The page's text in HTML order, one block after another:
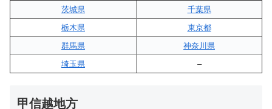
茨城県
千葉県
栃木県
東京都
群馬県
神奈川県
埼玉県
–
甲信越地方